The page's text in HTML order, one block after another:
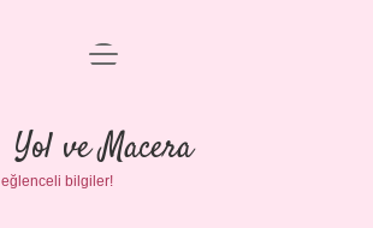
Anasayfa
Gizlilik Politikası
Yasal Uyarı
menüyü
Yol ve Macera
eğlenceli bilgiler!